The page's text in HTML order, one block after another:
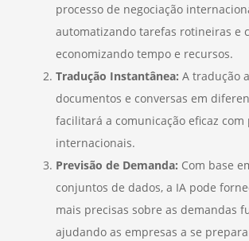
processo de negociação
automatizando tarefas rotineiras e
economizando tempo e recursos.
Tradução Instantânea: A tradução
documentos e conversas em
facilitará a comunicação eficaz com
internacionais.
Previsão de Demanda: Com base
conjuntos de dados, a IA pode
mais precisas sobre as demandas
ajudando as empresas a se